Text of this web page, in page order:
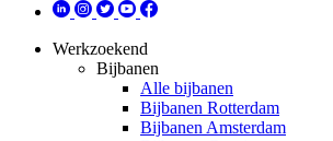
Werkzoekend
Bijbanen
Alle bijbanen
Bijbanen Rotterdam
Bijbanen Amsterdam